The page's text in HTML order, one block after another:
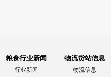
粮食行业新闻
行业新闻
物流货站信息
物流信息